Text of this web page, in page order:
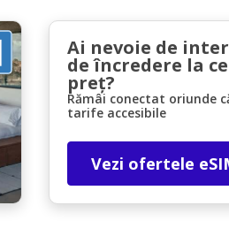
Ai nevoie de
de încredere la
preț?
Rămâi conectat oriunde
tarife accesibile
Vezi ofertele
ale furnizorilor